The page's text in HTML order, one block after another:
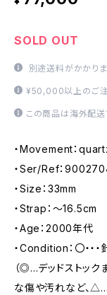
SOLD OUT
別途送料がかかりま
¥50,000以上のご注
この商品は海外配送
・Movement：
・Ser/Ref：
・Size：33mm
・Strap：～
・Age：2000年代
・Condition：〇・・
（◎…デッドストッ
な傷や汚れなど、